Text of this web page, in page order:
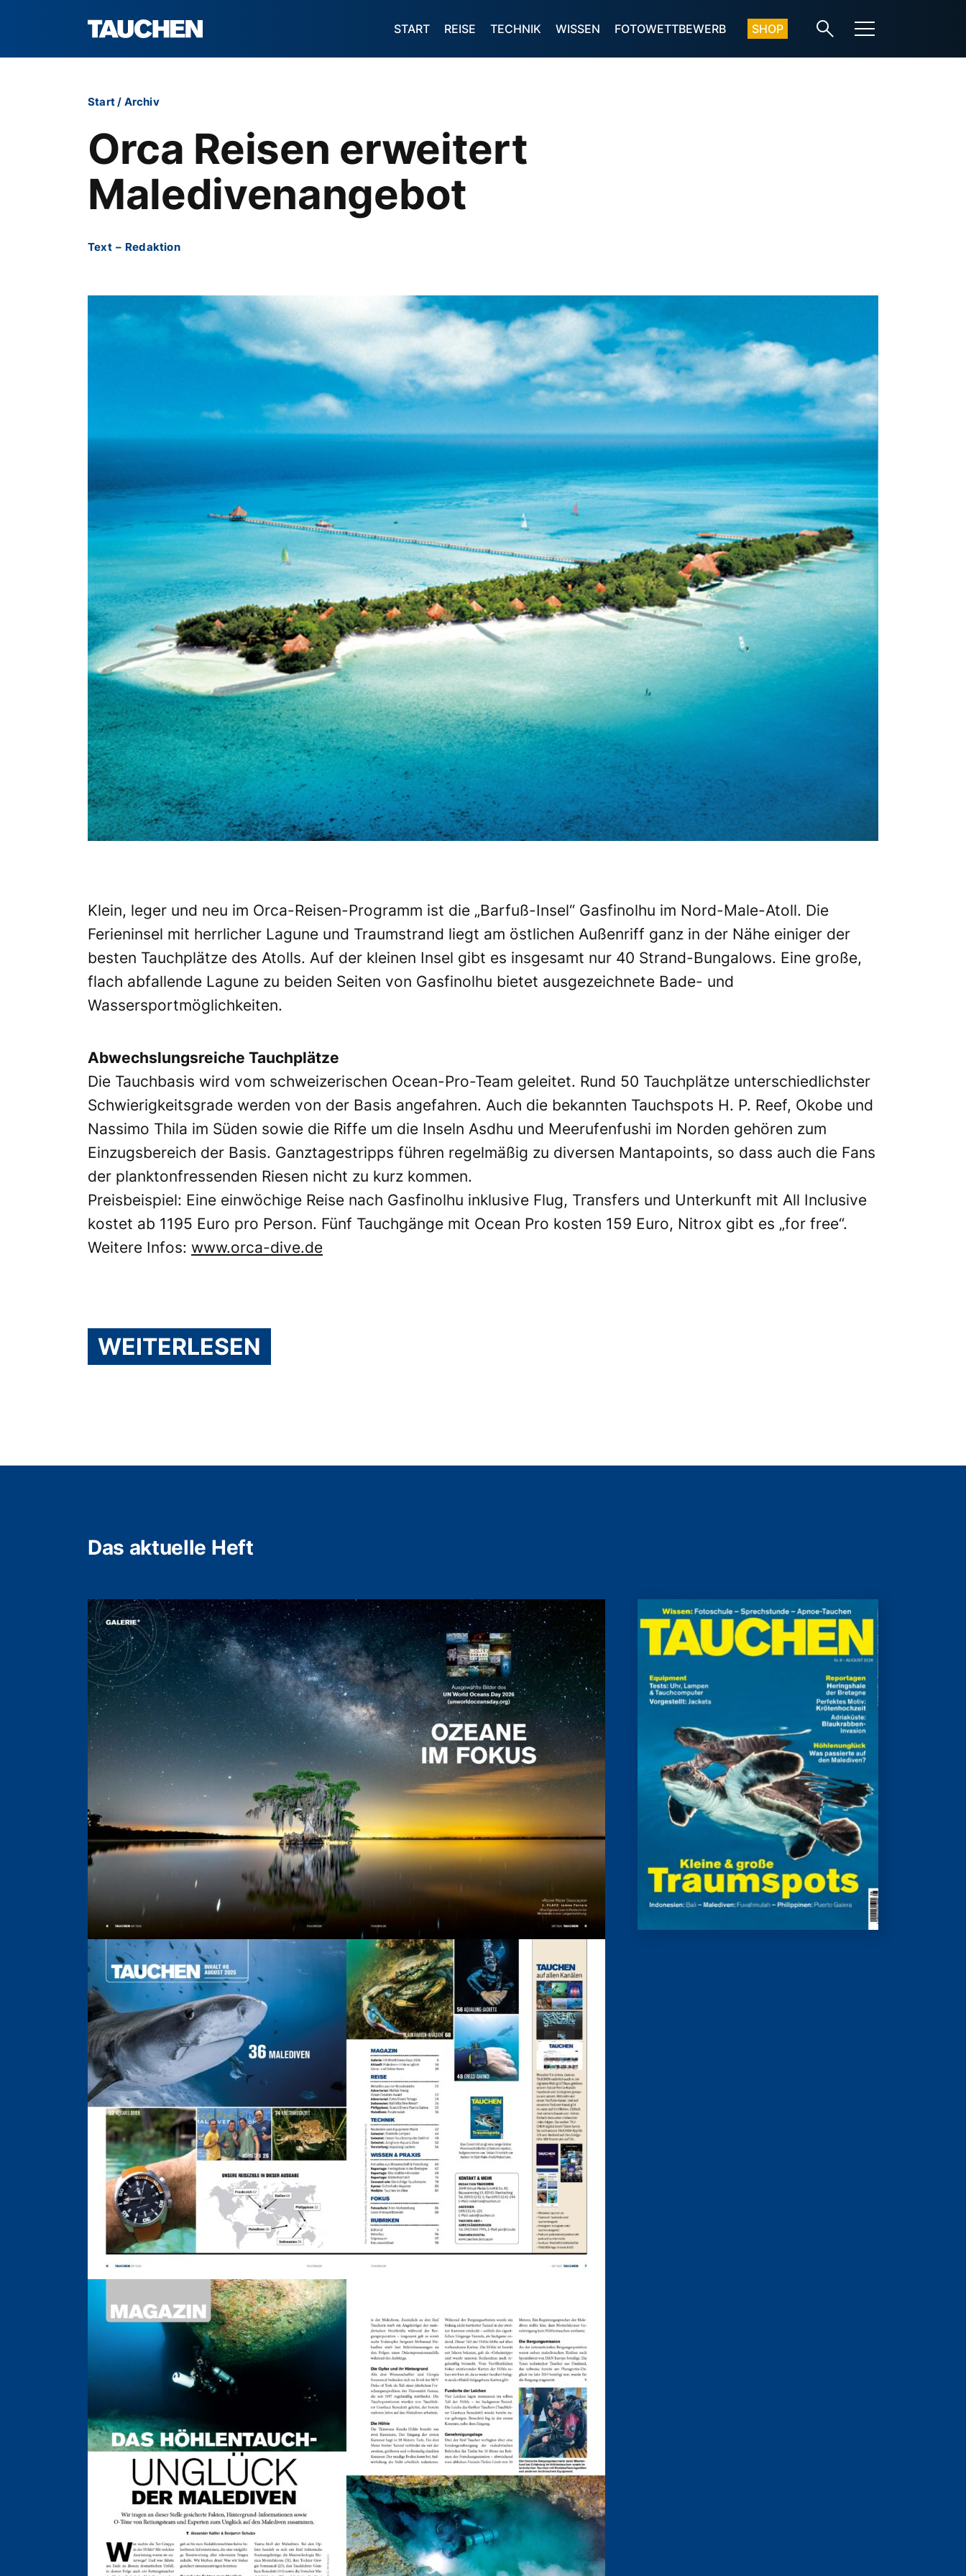
START REISE TECHNIK WISSEN FOTOWETTBEWERB SHOP
Start/ Archiv
Orca Reisen erweitert
Maledivenangebot
Text – Redaktion
Klein, leger und neu im Orca-Reisen-Programm ist die „Barfuß-Insel“ Gasfinolhu im Nord-Male-Atoll. Die
Ferieninsel mit herrlicher Lagune und Traumstrand liegt am östlichen Außenriff ganz in der Nähe einiger der
besten Tauchplätze des Atolls. Auf der kleinen Insel gibt es insgesamt nur 40 Strand-Bungalows. Eine große,
flach abfallende Lagune zu beiden Seiten von Gasfinolhu bietet ausgezeichnete Bade- und
Wassersportmöglichkeiten.
Abwechslungsreiche Tauchplätze
Die Tauchbasis wird vom schweizerischen Ocean-Pro-Team geleitet. Rund 50 Tauchplätze unterschiedlichster
Schwierigkeitsgrade werden von der Basis angefahren. Auch die bekannten Tauchspots H. P. Reef, Okobe und
Nassimo Thila im Süden sowie die Riffe um die Inseln Asdhu und Meerufenfushi im Norden gehören zum
Einzugsbereich der Basis. Ganztagestripps führen regelmäßig zu diversen Mantapoints, so dass auch die Fans
der planktonfressenden Riesen nicht zu kurz kommen.
Preisbeispiel: Eine einwöchige Reise nach Gasfinolhu inklusive Flug, Transfers und Unterkunft mit All Inclusive
kostet ab 1195 Euro pro Person. Fünf Tauchgänge mit Ocean Pro kosten 159 Euro, Nitrox gibt es „for free“.
Weitere Infos: www.orca-dive.de
WEITERLESEN
Das aktuelle Heft